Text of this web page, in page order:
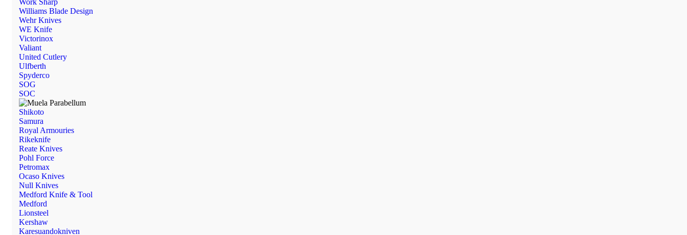
Work Sharp
Williams Blade Design
Wehr Knives
WE Knife
Victorinox
Valiant
United Cutlery
Ulfberth
Spyderco
SOG
SOC
Shikoto
Samura
Royal Armouries
Rikeknife
Reate Knives
Pohl Force
Petromax
Ocaso Knives
Null Knives
Medford Knife & Tool
Medford
Lionsteel
Kershaw
Karesuandokniven